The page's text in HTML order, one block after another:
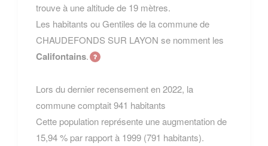
trouve à une altitude de 19 mètres.
Les habitants ou Gentiles de la commune de
CHAUDEFONDS SUR LAYON se nomment les
Califontains.
Lors du dernier recensement en 2022, la
commune comptait 941 habitants
Cette population représente une augmentation de
15,94 % par rapport à 1999 (791 habitants).